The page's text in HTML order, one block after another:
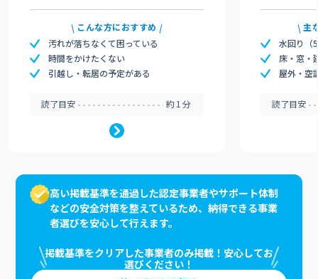
こんな方におすすめ
汚れが落ちなくて困っている
時間をかけたくない
引越し・転居の予定がある
読了目安 約1分
主
水回り（
床・窓・
屋外・空
読了目安
高い掲載基準を通過した認定事業者やサポート体制
などの安全対策を整えているため、納得できる事業
者選びを安心して行えます。
掲載基準をクリアした事業者のみ掲載！安心してお
選びください！